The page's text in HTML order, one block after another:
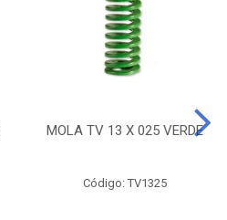
MOLA TV 13 X 025 VERDE
Código: TV1325